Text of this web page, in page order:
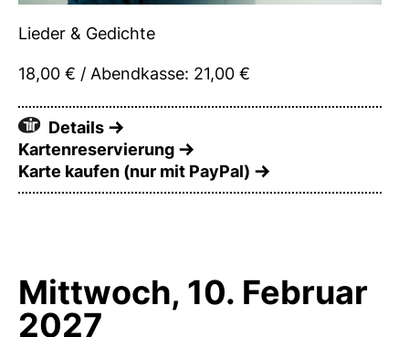
Lieder & Gedichte
18,00 € / Abendkasse: 21,00 €
Details
Kartenreservierung
Karte kaufen (nur mit PayPal)
Mittwoch, 10. Februar
2027